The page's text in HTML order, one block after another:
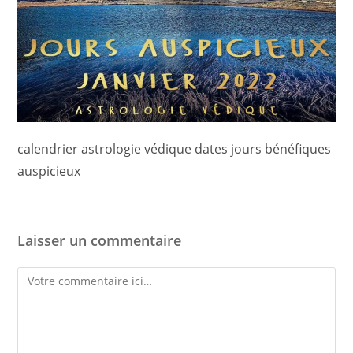
calendrier astrologie védique dates jours bénéfiques
auspicieux
Laisser un commentaire
Comment